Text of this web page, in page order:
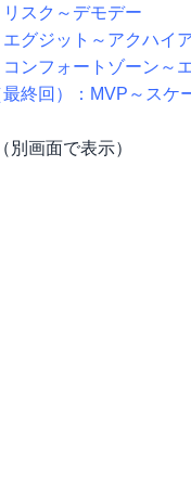
スク～デモデー
グジット～アクハイ
ンフォートゾーン～
終回）：MVP～スケ
別画面で表示）